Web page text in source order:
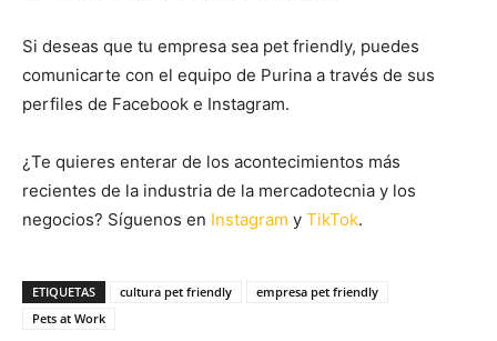
Si deseas que tu empresa sea pet friendly, puedes
comunicarte con el equipo de Purina a través de sus
perfiles de Facebook e Instagram.
¿Te quieres enterar de los acontecimientos más
recientes de la industria de la mercadotecnia y los
negocios? Síguenos en Instagram y TikTok.
ETIQUETAS cultura pet friendly
empresa pet friendly
Pets at Work